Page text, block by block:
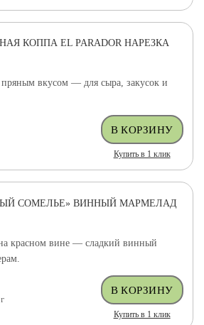
КОППА EL PARADOR НАРЕЗКА
вкусом — для сыра, закусок и
Купить в 1 клик
СОМЕЛЬЕ» ВИННЫЙ МАРМЕЛАД
красном вине — сладкий винный
г
Купить в 1 клик